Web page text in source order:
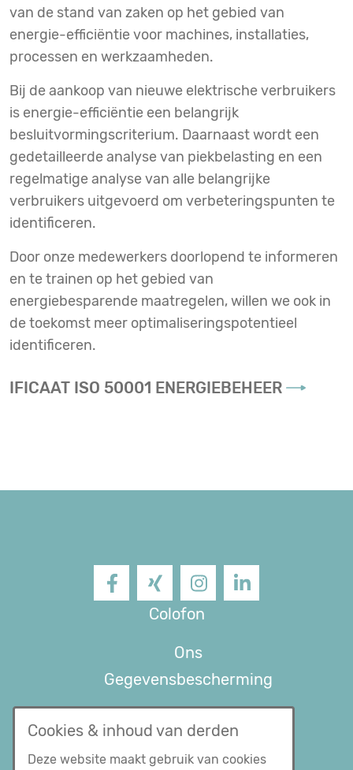
van de stand van zaken op het gebied van
energie-efficiëntie voor machines, installaties,
processen en werkzaamheden.
Bij de aankoop van nieuwe elektrische verbruikers
is energie-efficiëntie een belangrijk
besluitvormingscriterium. Daarnaast wordt een
gedetailleerde analyse van piekbelasting en een
regelmatige analyse van alle belangrijke
verbruikers uitgevoerd om verbeteringspunten te
identificeren.
Door onze medewerkers doorlopend te informeren
en te trainen op het gebied van
energiebesparende maatregelen, willen we ook in
de toekomst meer optimaliseringspotentieel
identificeren.
IFICAAT ISO 50001 ENERGIEBEHEER
Facebook XING InstagramLinkedIn
Colofon
Ons
Gegevensbescherming
Cookies & inhoud van derden
Deze website maakt gebruik van cookies